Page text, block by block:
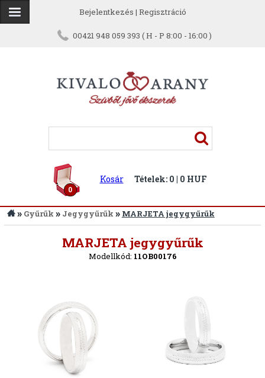
Bejelentkezés | Regisztráció
00421 948 059 393 ( H - P 8:00 - 16:00 )
0
Kosár Tételek: 0 | 0 HUF
» Gyűrűk » Jegygyűrűk » MARJETA jegygyűrűk
MARJETA jegygyűrűk
Modellkód: 11OB00176